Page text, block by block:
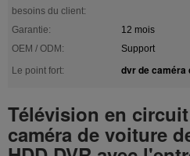
besoins du client:
Garantie:
12 mois
OEM / ODM:
Support
Le point fort:
dvr de caméra
Télévision en
caméra de voiture